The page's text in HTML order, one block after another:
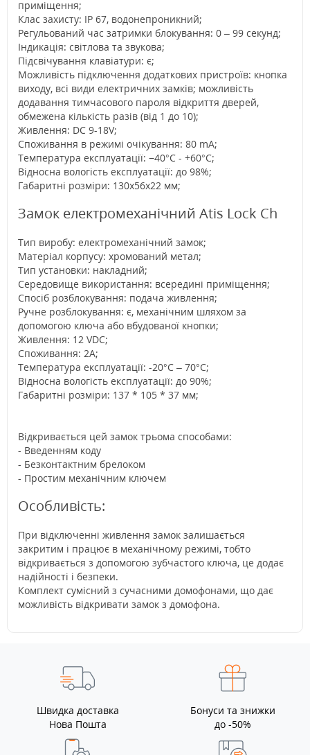
приміщення;
Клас захисту: IP 67, водонепроникний;
Регульований час затримки блокування: 0 – 99 секунд;
Індикація: світлова та звукова;
Підсвічування клавіатури: є;
Можливість підключення додаткових пристроїв: кнопка
виходу, всі види електричних замків; можливість
додавання тимчасового пароля відкриття дверей,
обмежена кількість разів (від 1 до 10);
Живлення: DC 9-18V;
Споживання в режимі очікування: 80 mA;
Температура експлуатації: −40°C - +60°C;
Відносна вологість експлуатації: до 98%;
Габаритні розміри: 130x56x22 мм;
Замок електромеханічний Atis Lock Ch
Тип виробу: електромеханічний замок;
Матеріал корпусу: хромований метал;
Тип установки: накладний;
Середовище використання: всередині приміщення;
Спосіб розблокування: подача живлення;
Ручне розблокування: є, механічним шляхом за
допомогою ключа або вбудованої кнопки;
Живлення: 12 VDC;
Споживання: 2A;
Температура експлуатації: -20°C – 70°C;
Відносна вологість експлуатації: до 90%;
Габаритні розміри: 137 * 105 * 37 мм;
Відкривається цей замок трьома способами:
- Введенням коду
- Безконтактним брелоком
- Простим механічним ключем
Особливість:
При відключенні живлення замок залишається
закритим і працює в механічному режимі, тобто
відкривається з допомогою зубчастого ключа, це додає
надійності і безпеки.
Комплект сумісний з сучасними домофонами, що дає
можливість відкривати замок з домофона.
Швидка доставка
Нова Пошта
Бонуси та знижки
до -50%